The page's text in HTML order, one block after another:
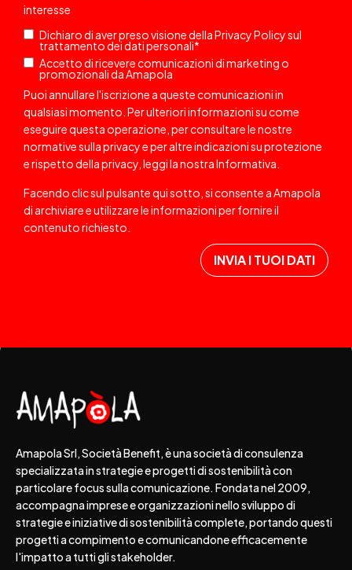
interesse
Dichiaro di aver preso visione dellaPrivacy Policysul
trattamento dei dati personali*
Accetto di ricevere comunicazioni di marketing o
promozionali da Amapola
Puoi annullare l'iscrizione a queste comunicazioni in
qualsiasi momento. Per ulteriori informazioni su come
eseguire questa operazione, per consultare le nostre
normative sulla privacy e per altre indicazioni su protezione
e rispetto della privacy, leggi la nostraInformativa
Facendo clic sul pulsante qui sotto, si consente a Amapola
di archiviare e utilizzare le informazioni per fornire il
contenuto richiesto.
Amapola Srl, Società Benefit, è una società di consulenza
specializzata in strategie e progetti di sostenibilità con
particolare focus sulla comunicazione. Fondata nel 2009,
accompagna imprese e organizzazioni nello sviluppo di
strategie e iniziative di sostenibilità complete, portando questi
progetti a compimento e comunicandone efficacemente
l'impatto a tutti gli stakeholder.